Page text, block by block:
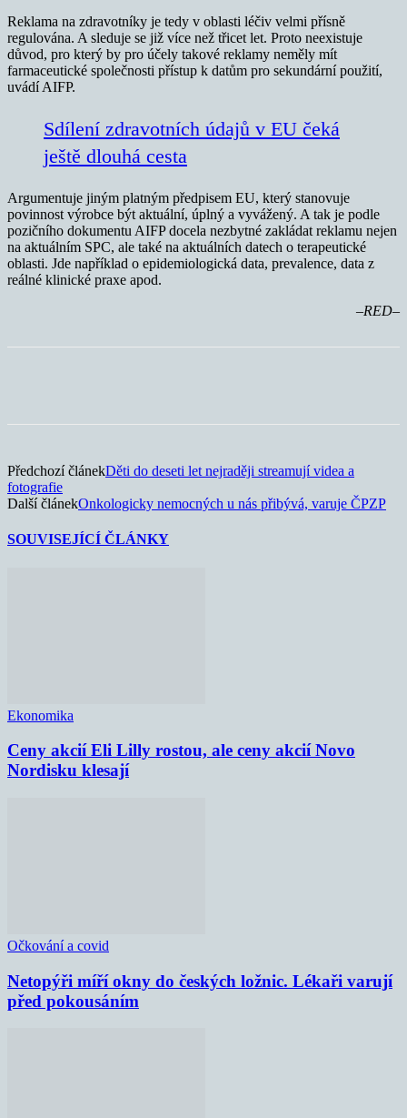
Reklama na zdravotníky je tedy v oblasti léčiv velmi přísně
regulována. A sleduje se již více než třicet let. Proto neexistuje
důvod, pro který by pro účely takové reklamy neměly mít
farmaceutické společnosti přístup k datům pro sekundární použití,
uvádí AIFP.
Sdílení zdravotních údajů v EU čeká
ještě dlouhá cesta
Argumentuje jiným platným předpisem EU, který stanovuje
povinnost výrobce být aktuální, úplný a vyvážený. A tak je podle
pozičního dokumentu AIFP docela nezbytné zakládat reklamu nejen
na aktuálním SPC, ale také na aktuálních datech o terapeutické
oblasti. Jde například o epidemiologická data, prevalence, data z
reálné klinické praxe apod.
–RED–
Předchozí článekDěti do deseti let nejraději streamují videa a
fotografie
Další článekOnkologicky nemocných u nás přibývá, varuje ČPZP
SOUVISEJÍCÍ ČLÁNKY
Ekonomika
Ceny akcií Eli Lilly rostou, ale ceny akcií Novo
Nordisku klesají
Očkování a covid
Netopýři míří okny do českých ložnic. Lékaři varují
před pokousáním